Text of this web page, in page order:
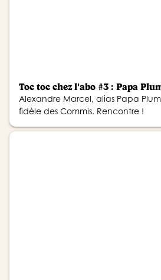
Toc toc chez l'abo #3 : Papa
Alexandre Marcel, alias Papa
fidèle des Commis. Rencontre !